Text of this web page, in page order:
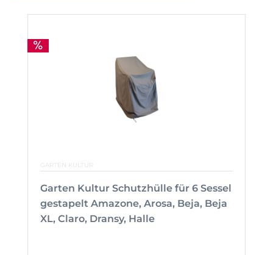
GARTEN KULTUR
Garten Kultur Schutzhülle für 6 Sessel
gestapelt Amazone, Arosa, Beja, Beja
XL, Claro, Dransy, Halle